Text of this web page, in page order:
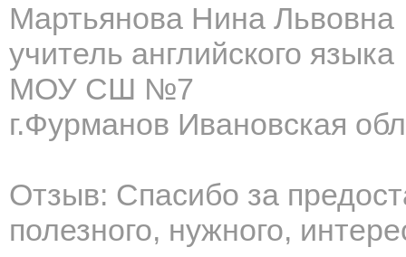
Мартьянова Нина Львовна
учитель английского языка
МОУ СШ №7
г.Фурманов Ивановская
Отзыв: Спасибо за
полезного, нужного,